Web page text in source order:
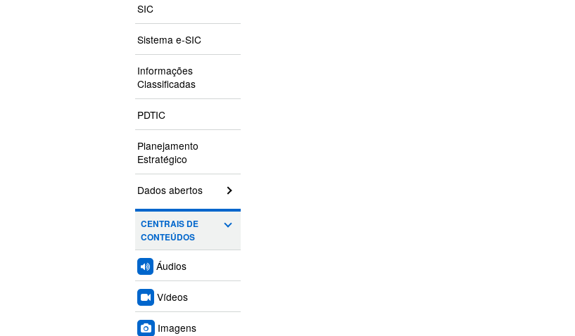
SIC
Sistema e-SIC
Informações
Classificadas
PDTIC
Planejamento
Estratégico
Dados abertos
CENTRAIS DE
CONTEÚDOS
Áudios
Vídeos
Imagens